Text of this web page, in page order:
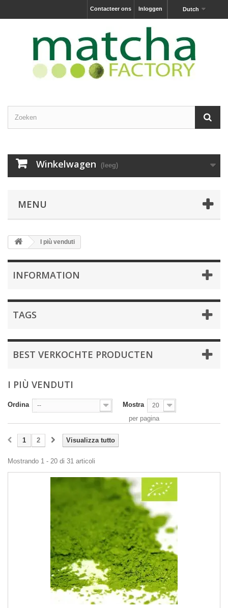
Dutch
Inloggen
Contacteer ons
Winkelwagen (leeg)
MENU
I più venduti
INFORMATION
TAGS
BEST VERKOCHTE PRODUCTEN
I PIÙ VENDUTI
Ordina -- Mostra 20
per pagina
Visualizza tutto
1 2
Mostrando 1 - 20 di 31 articoli